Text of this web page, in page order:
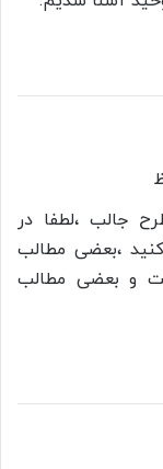
جالب ،لطفا در
،بعضی مطالب
و بعضی مطالب